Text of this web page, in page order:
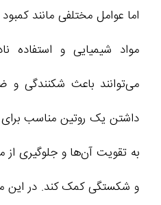
اما عوامل مختلفی مانند
مواد شیمیایی و استفاده
می‌توانند باعث شکنندگی
داشتن یک روتین مناسب برای
به تقویت آن‌ها و جلوگیری از
و شکستگی کمک کند. در این